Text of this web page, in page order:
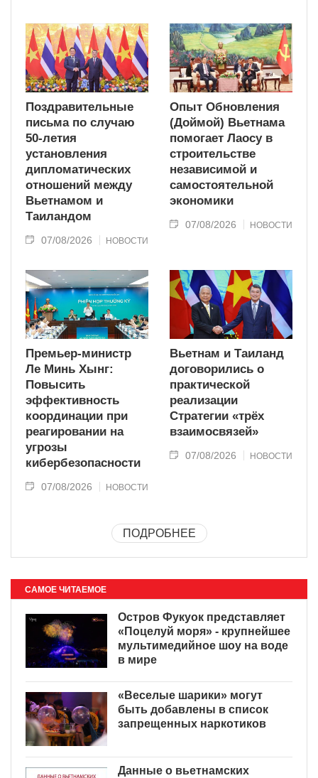
Поздравительные
письма по случаю
50-летия
установления
дипломатических
отношений между
Вьетнамом и
Таиландом
07/08/2026 НОВОСТИ
Опыт Обновления
(Доймой) Вьетнама
помогает Лаосу в
строительстве
независимой и
самостоятельной
экономики
07/08/2026 НОВОСТИ
Премьер-министр
Ле Минь Хынг:
Повысить
эффективность
координации при
реагировании на
угрозы
кибербезопасности
07/08/2026 НОВОСТИ
Вьетнам и Таиланд
договорились о
практической
реализации
Стратегии «трёх
взаимосвязей»
07/08/2026 НОВОСТИ
ПОДРОБНЕЕ
САМОЕ ЧИТАЕМОЕ
Остров Фукуок представляет
«Поцелуй моря» - крупнейшее
мультимедийное шоу на воде
в мире
«Веселые шарики» могут
быть добавлены в список
запрещенных наркотиков
Данные о вьетнамских